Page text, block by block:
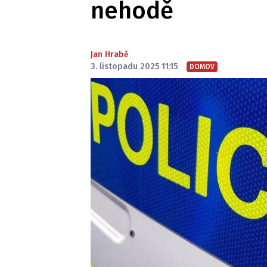
nehodě
Jan Hrabě
3. listopadu 2025 11:15
DOMOV